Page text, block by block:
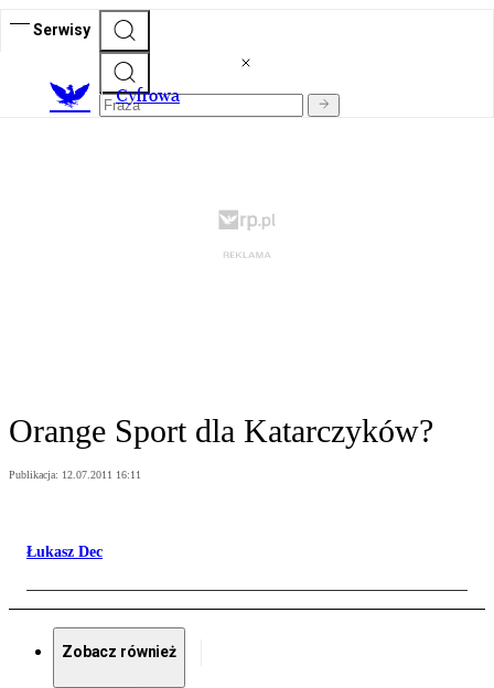
Serwisy
Cyfrowa
Orange Sport dla Katarczyków?
Publikacja: 12.07.2011 16:11
Łukasz Dec
Zobacz również